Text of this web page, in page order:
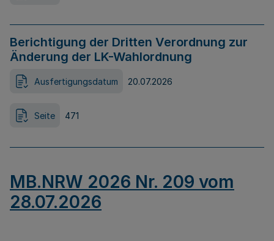
Berichtigung der Dritten Verordnung zur
Änderung der LK-Wahlordnung
Ausfertigungsdatum 20.07.2026
Seite 471
MB.NRW 2026 Nr. 209 vom
28.07.2026